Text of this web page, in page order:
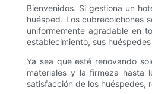
Bienvenidos. Si gestiona un
huésped. Los cubrecolchones
uniformemente agradable en
establecimiento, sus
Ya sea que esté renovando
materiales y la firmeza hasta
satisfacción de los huéspedes,